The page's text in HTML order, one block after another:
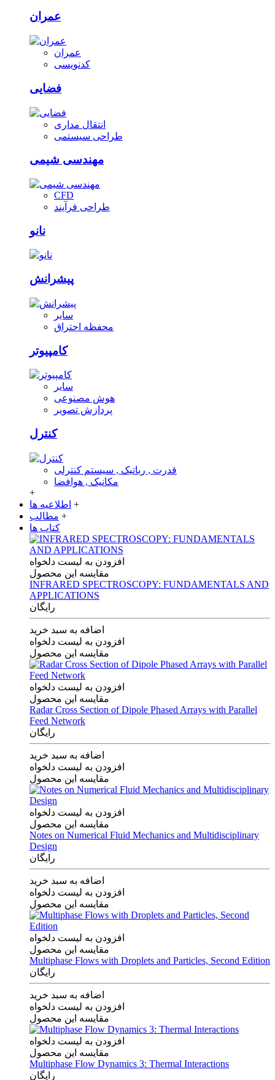
عمران
عمران
کدنویسی
فضایی
انتقال مداری
طراحی سیستمی
مهندسی شیمی
CFD
طراحی فرآیند
نانو
پیشرانش
سایر
محفظه احتراق
کامپیوتر
سایر
هوش مصنوعی
پردازش تصویر
کنترل
قدرت , رباتیک , سیستم کنترلی
مکانیک , هوافضا
+
اطلاعیه ها +
مطالب +
کتاب ها
افزودن به لیست دلخواه
مقایسه این محصول
INFRARED SPECTROSCOPY: FUNDAMENTALS AND
APPLICATIONS
رایگان
اضافه به سبد خرید
افزودن به لیست دلخواه
مقایسه این محصول
افزودن به لیست دلخواه
مقایسه این محصول
Radar Cross Section of Dipole Phased Arrays with Parallel
Feed Network
رایگان
اضافه به سبد خرید
افزودن به لیست دلخواه
مقایسه این محصول
افزودن به لیست دلخواه
مقایسه این محصول
Notes on Numerical Fluid Mechanics and Multidisciplinary
Design
رایگان
اضافه به سبد خرید
افزودن به لیست دلخواه
مقایسه این محصول
افزودن به لیست دلخواه
مقایسه این محصول
Multiphase Flows with Droplets and Particles, Second Edition
رایگان
اضافه به سبد خرید
افزودن به لیست دلخواه
مقایسه این محصول
افزودن به لیست دلخواه
مقایسه این محصول
Multiphase Flow Dynamics 3: Thermal Interactions
رایگان